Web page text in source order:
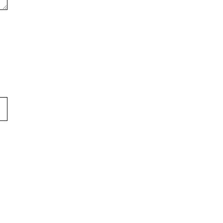
200 Lumen, 60 Lux, LED